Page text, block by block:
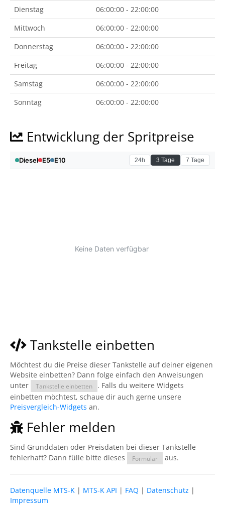
Dienstag
06:00:00 - 22:00:00
Mittwoch
06:00:00 - 22:00:00
Donnerstag
06:00:00 - 22:00:00
Freitag
06:00:00 - 22:00:00
Samstag
06:00:00 - 22:00:00
Sonntag
06:00:00 - 22:00:00
Entwicklung der Spritpreise
Tankstelle einbetten
Möchtest du die Preise dieser Tankstelle auf deiner eigenen
Website einbetten? Dann folge einfach den Anweisungen
unter
Tankstelle einbetten
. Falls du weitere Widgets
einbetten möchtest, schaue dir auch gerne unsere
Preisvergleich-Widgets an.
Fehler melden
Sind Grunddaten oder Preisdaten bei dieser Tankstelle
fehlerhaft? Dann fülle bitte dieses
Formular aus.
Datenquelle MTS-K | MTS-K API | FAQ | Datenschutz |
Impressum